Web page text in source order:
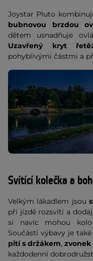
Joystar Pluto
bubnovou brzdou
dětem usnadňuje
Uzavřený kryt
pohyblivými částmi a
Svítící kolečka a
Velkým lákadlem jsou
při jízdě rozsvítí a
si navíc mohou kolo
Součástí výbavy je také
pití s držákem,zvonek
každodenní